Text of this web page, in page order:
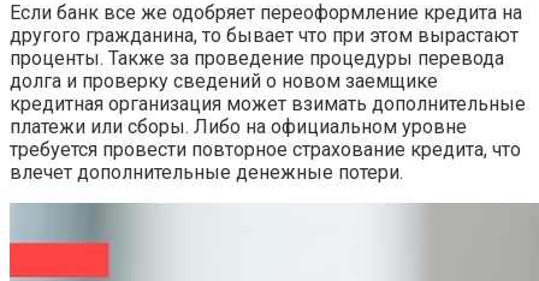
Если банк все же одобряет переоформление кредита на
другого гражданина, то бывает что при этом вырастают
проценты. Также за проведение процедуры перевода
долга и проверку сведений о новом заемщике
кредитная организация может взимать дополнительные
платежи или сборы. Либо на официальном уровне
требуется провести повторное страхование кредита, что
влечет дополнительные денежные потери.